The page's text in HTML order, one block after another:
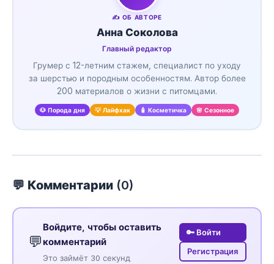
✍️ ОБ АВТОРЕ
Анна Соколова
Главный редактор
Грумер с 12-летним стажем, специалист по уходу
за шерстью и породным особенностям. Автор более
200 материалов о жизни с питомцами.
🐶 Порода дня 💡 Лайфхак 🧴 Косметичка 🌸 Сезонное
💬 Комментарии (0)
💬
Войдите, чтобы оставить
комментарий
Это займёт 30 секунд
🔑 Войти
Регистрация